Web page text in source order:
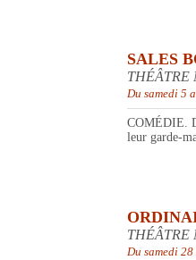
SALES
THÉÂTRE
Du samedi 5
COMÉDIE.
leur garde-
THÉÂTRE
Du samedi 28